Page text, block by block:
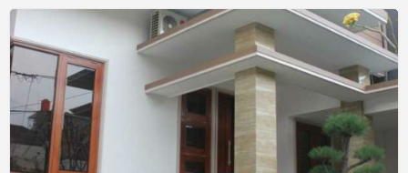
Kost
Putri
Yang
Homey
Dan